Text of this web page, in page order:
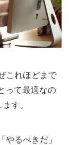
これほどまで
って最適なの
す。
るべきだ」